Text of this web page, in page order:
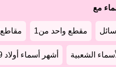
مع
مقطع واحد من1 مقاطع2
الشعبية أشهر أسماء أولاد 2019